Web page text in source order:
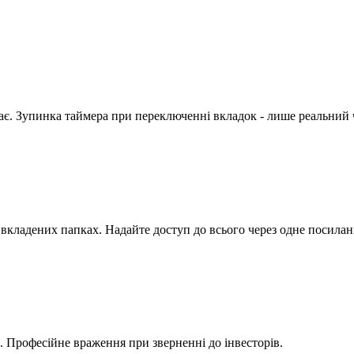
Зупинка таймера при переключенні вкладок - лише реальний
папках. Надайте доступ до всього через одне
враження при зверненні до інвесторів.